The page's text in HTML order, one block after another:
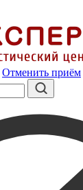
Отменить приём